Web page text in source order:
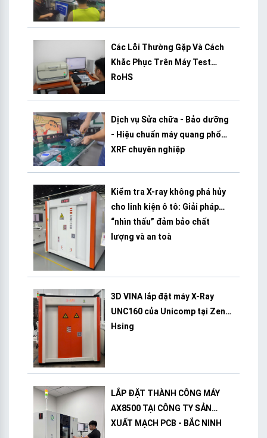
Các Lỗi Thường Gặp Và Cách
Khắc Phục Trên Máy Test
RoHS
Dịch vụ Sửa chữa - Bảo dưỡng
- Hiệu chuẩn máy quang phổ
XRF chuyên nghiệp
Kiểm tra X-ray không phá hủy
cho linh kiện ô tô: Giải pháp
“nhìn thấu” đảm bảo chất
lượng và an toà
3D VINA lắp đặt máy X-Ray
UNC160 của Unicomp tại Zeng
Hsing
LẮP ĐẶT THÀNH CÔNG MÁY
AX8500 TẠI CÔNG TY SẢN
XUẤT MẠCH PCB - BẮC NINH